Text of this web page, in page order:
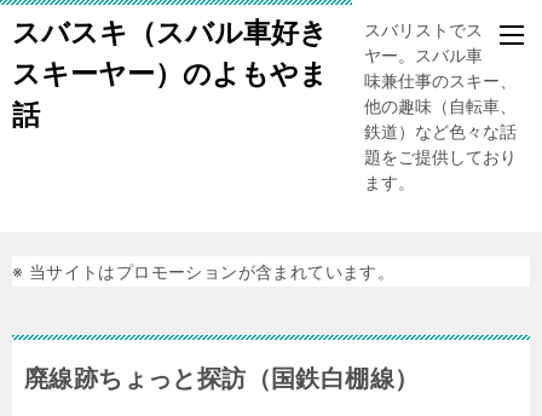
スバスキ（スバル車好き
スキーヤー）のよもやま
話
スバリストでスキー
ヤー。スバル車、趣
味兼仕事のスキー、
他の趣味（自転車、
鉄道）など色々な話
題をご提供しており
ます。
※ 当サイトはプロモーションが含まれています。
廃線跡ちょっと探訪（国鉄白棚線）